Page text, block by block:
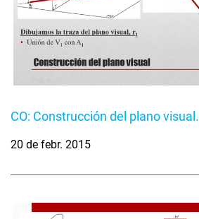
CO: Construcción del plano visual.
20 de febr. 2015